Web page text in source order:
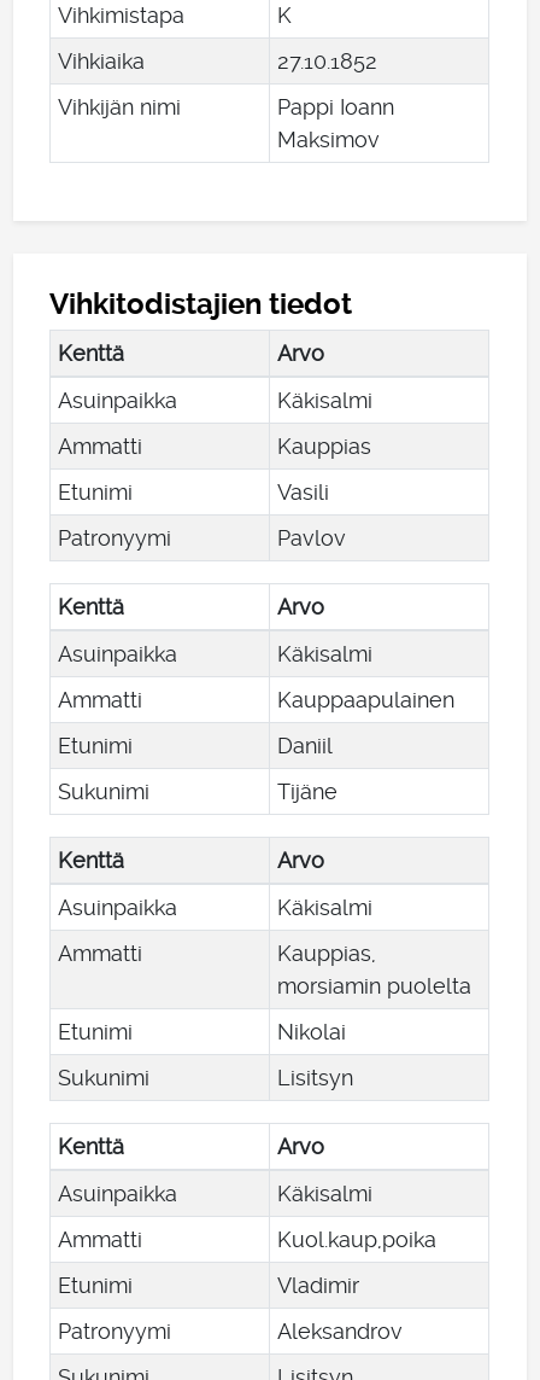
Vihkimistapa
K
Vihkiaika
27.101852
Vihkijän nimi
Pappi Ioann
Maksimov
Vihkitodistajien tiedot
Kenttä
Arvo
Asuinpaikka
Käkisalmi
Ammatti
Kauppias
Etunimi
Vasili
Patronyymi
Pavlov
Kenttä
Arvo
Asuinpaikka
Käkisalmi
Ammatti
Kauppaapulainen
Etunimi
Daniil
Sukunimi
Tijäne
Kenttä
Arvo
Asuinpaikka
Käkisalmi
Ammatti
Kauppias,
morsiamin puolelta
Etunimi
Nikolai
Sukunimi
Lisitsyn
Kenttä
Arvo
Asuinpaikka
Käkisalmi
Ammatti
Kuol.kaup,poika
Etunimi
Vladimir
Patronyymi
Aleksandrov